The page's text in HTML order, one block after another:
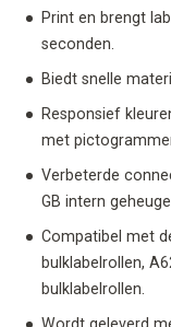
Print en brengt
seconden.
Biedt snelle
Responsief
met
Verbeterde
GB intern
Compatibel met
bulklabelrollen,
bulklabelrollen.